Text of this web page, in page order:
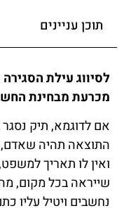
תוכן עניינים
לסיווג עילת
מכרעת מבחינת
אם לדוגמא, תיק
התוצאה תהיה שאדם,
ואין לו תאריך
שייראה בכל מקום,
נחשבים ויטיל עליו